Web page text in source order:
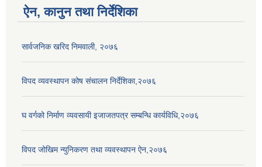
ऐन, कानुन तथा निर्देशिका
सार्वजनिक खरिद निमवाली, २०७६
विपद व्यवस्थापन कोष संचालन निर्देशिका,२०७६
घ वर्गको निर्माण व्यवसायी इजाजतपत्र सम्बन्धि कार्यविधि,२०७६
विपद जोखिम न्युनिकरण तथा व्यवस्थापन ऐन,२०७६